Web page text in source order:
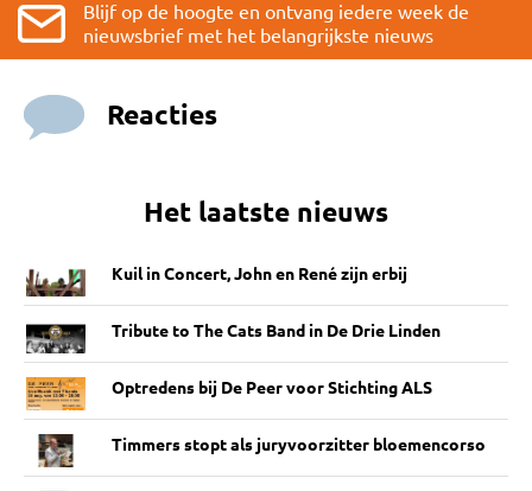
Blijf op de hoogte en ontvang iedere week de
nieuwsbrief met het belangrijkste nieuws
Reacties
Het laatste nieuws
Kuil in Concert, John en René zijn erbij
Tribute to The Cats Band in De Drie Linden
Optredens bij De Peer voor Stichting ALS
Timmers stopt als juryvoorzitter bloemencorso